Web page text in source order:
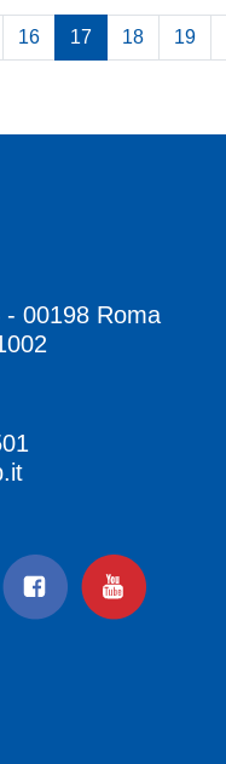
16 17 18 19
00198 Roma